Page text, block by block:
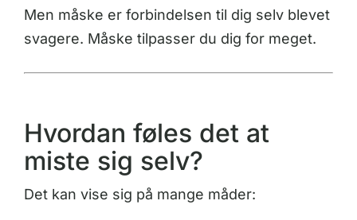
Men måske er forbindelsen til dig selv blevet
svagere. Måske tilpasser du dig for meget.
Hvordan føles det at
miste sig selv?
Det kan vise sig på mange måder: